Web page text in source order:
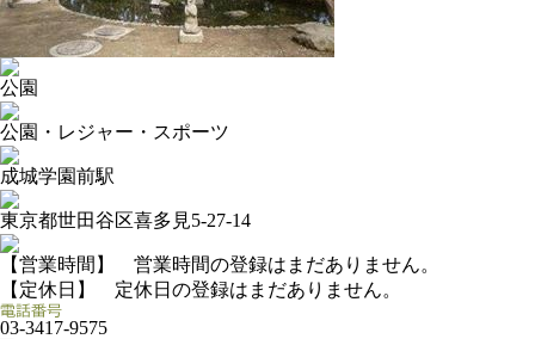
公園
公園・レジャー・スポーツ
成城学園前駅
東京都世田谷区喜多見5-27-14
【営業時間】 営業時間の登録はまだありません。
【定休日】 定休日の登録はまだありません。
03-3417-9575